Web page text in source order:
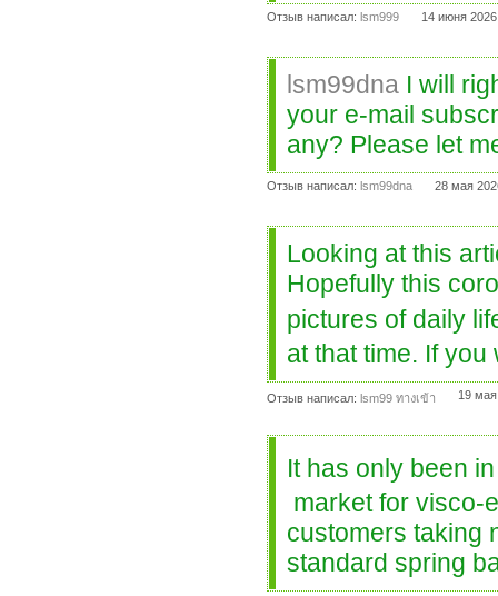
Отзыв написал: lsm999 14 июня
lsm99dna I will
your e-mail
any? Please let
Отзыв написал: lsm99dna 28 мая
Looking at this
Hopefully this
pictures of daily
at that time. If
Отзыв написал: lsm99 ทางเข้า 19
It has only been
market for visco-
customers taking
standard spring